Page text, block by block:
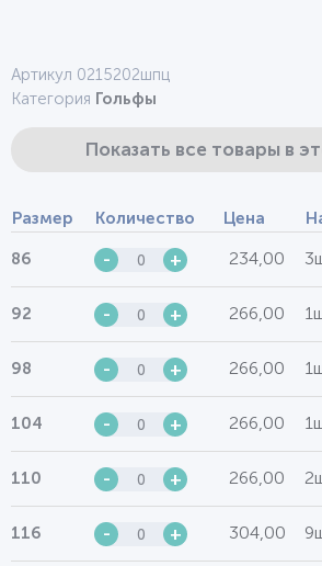
Артикул 0215202шпц
Категория Гольфы
Показать все товары в
Размер Количество Цена
86 - + 234,00
92 - + 266,00
98 - + 266,00
104 - + 266,00
110 - + 266,00
116 - + 304,00